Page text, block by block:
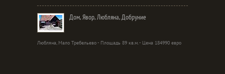
Дом, Явор, Любляна, Добруние
Любляна, Мало Требельево - Площадь 89 кв.м. - Цена 184990 евро